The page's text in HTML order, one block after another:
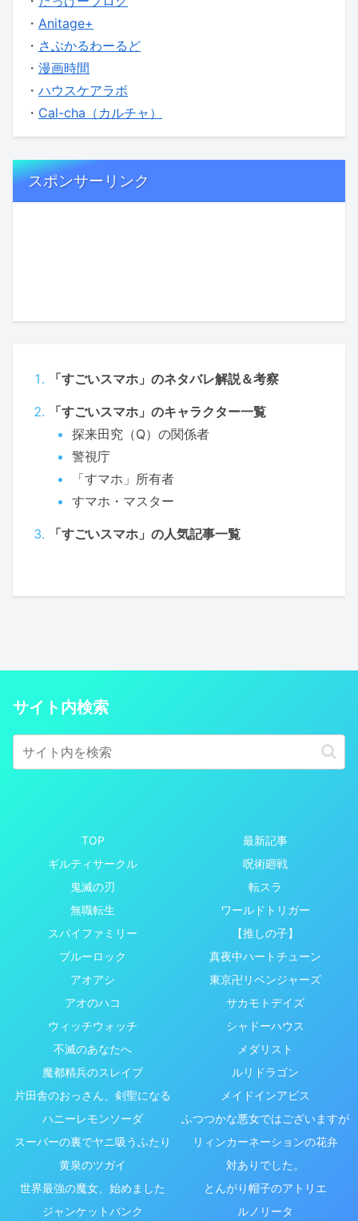
・ Anitage+
・ さぶかるわーるど
・ 漫画時間
・ ハウスケアラボ
・ Cal-cha（カルチャ）
スポンサーリンク
「すごいスマホ」のネタバレ解説＆考察
「すごいスマホ」のキャラクター一覧
探来田究（Q）の関係者
警視庁
「すマホ」所有者
すマホ・マスター
「すごいスマホ」の人気記事一覧
サイト内検索
TOP
最新記事
ギルティサークル
呪術廻戦
鬼滅の刃
転スラ
無職転生
ワールドトリガー
スパイファミリー
【推しの子】
ブルーロック
真夜中ハートチューン
アオアシ
東京卍リベンジャーズ
アオのハコ
サカモトデイズ
ウィッチウォッチ
シャドーハウス
不滅のあなたへ
メダリスト
魔都精兵のスレイブ
ルリドラゴン
片田舎のおっさん、剣聖になる
メイドインアビス
ハニーレモンソーダ
ふつつかな悪女ではございますが
スーパーの裏でヤニ吸うふたり
リィンカーネーションの花弁
黄泉のツガイ
対ありでした。
世界最強の魔女、始めました
とんがり帽子のアトリエ
ジャンケットバンク
ルノリータ